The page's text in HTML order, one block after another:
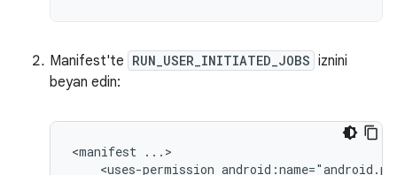
Manifest'te RUN_USER_INITIATED_JOBS iznini
beyan edin:
<manifest
<uses-permission